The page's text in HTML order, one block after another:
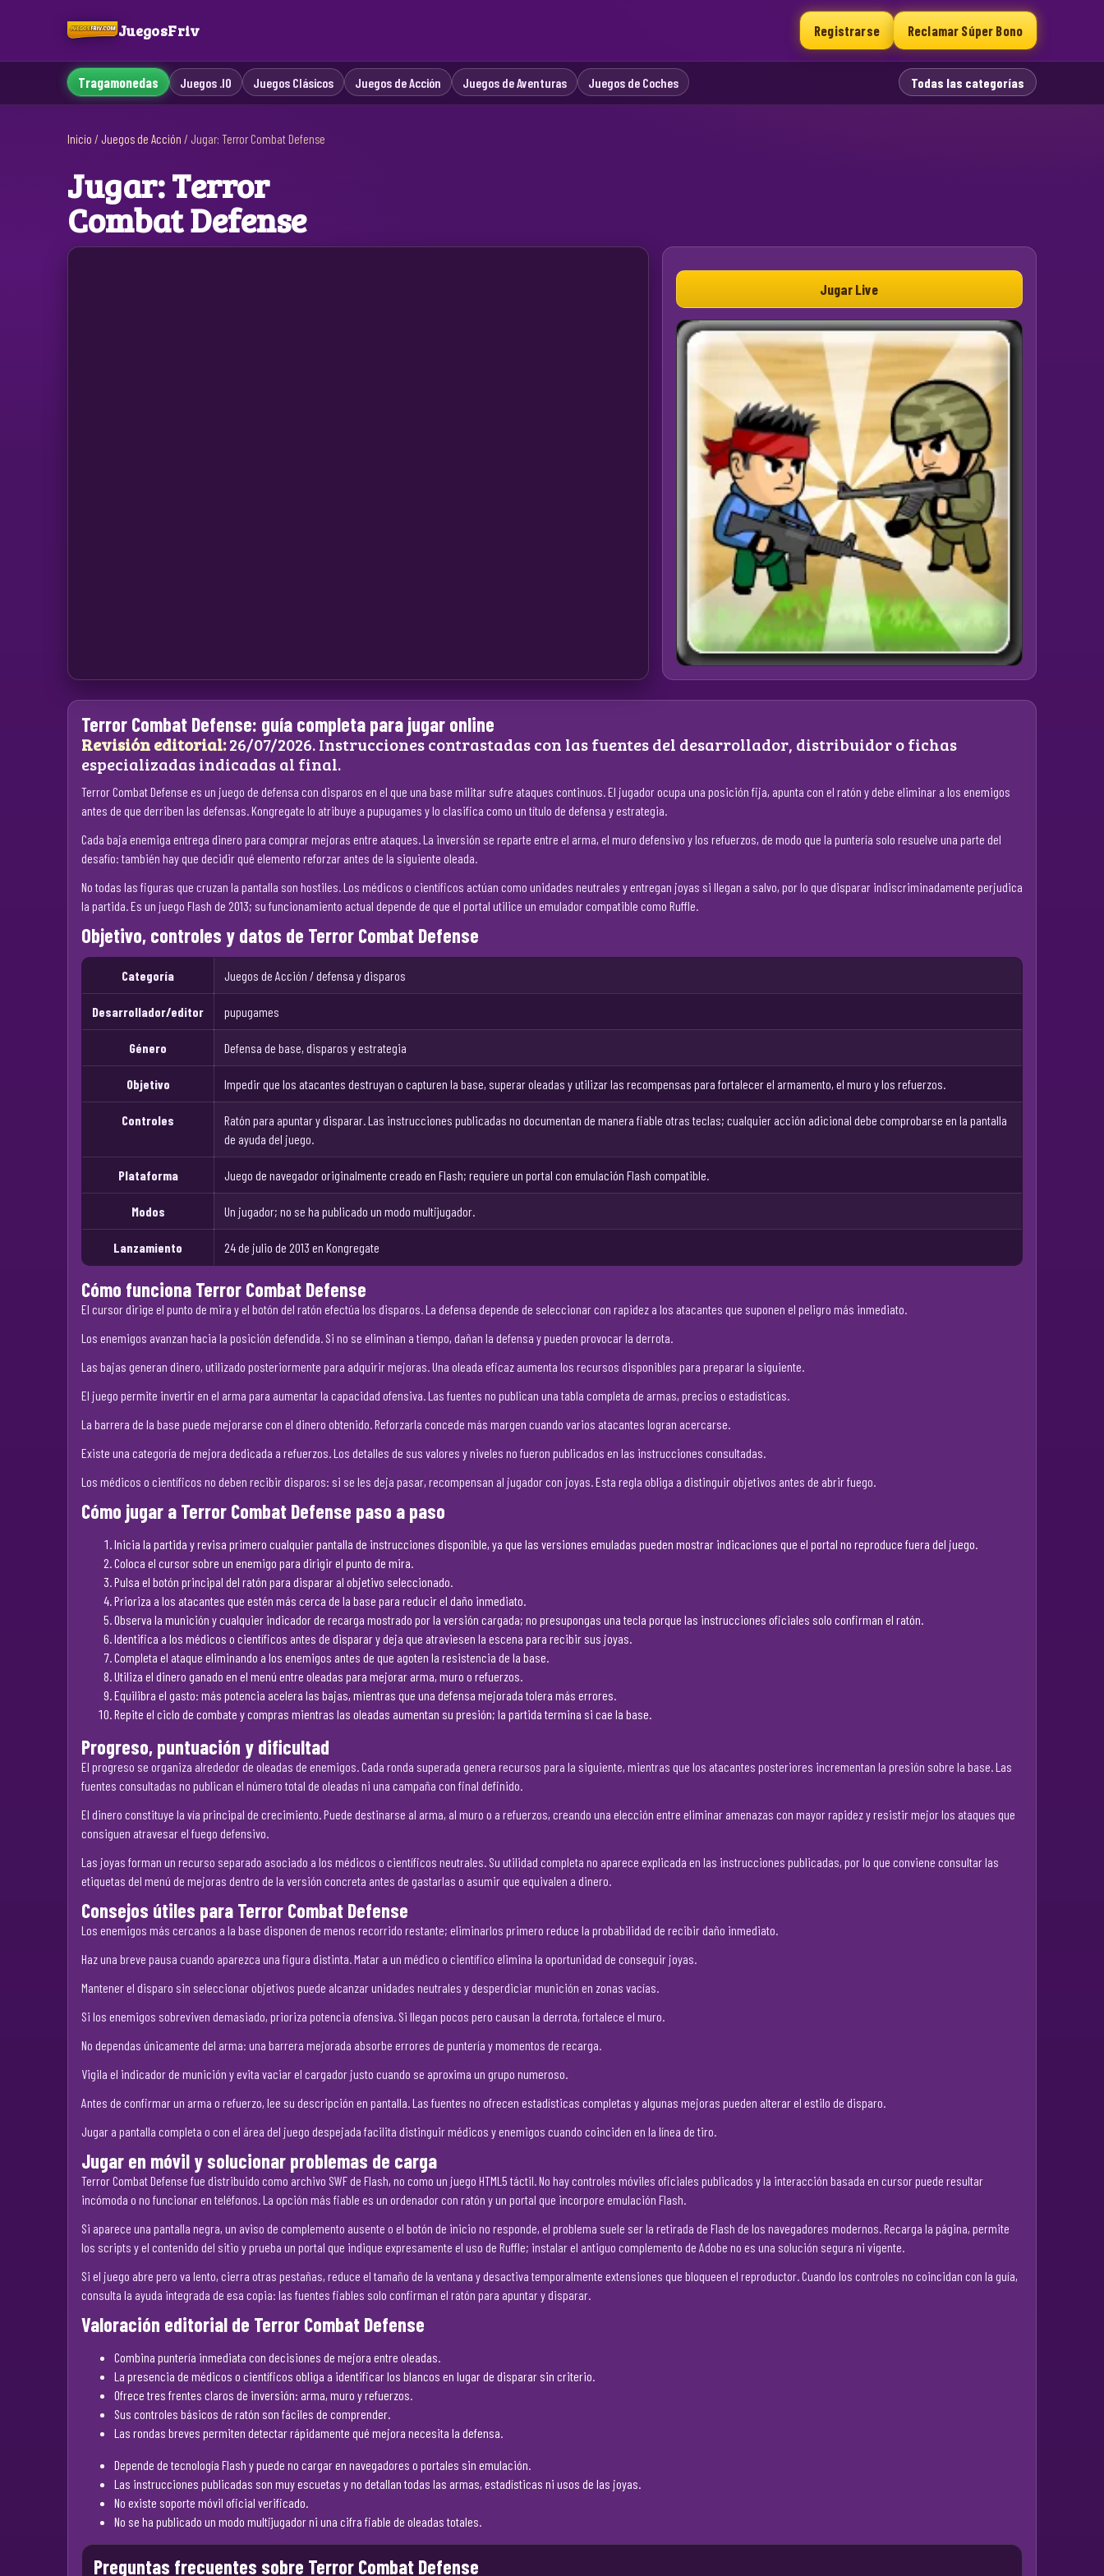
JuegosFriv Registrarse Reclamar Súper Bono
Tragamonedas Juegos .IO Juegos Clásicos Juegos de Acción Juegos de Aventuras Juegos de Coches Todas las categorías
Inicio / Juegos de Acción / Jugar: Terror Combat Defense
Jugar: Terror
Combat Defense
Jugar Live
Terror Combat Defense: guía completa para jugar online
Revisión editorial:26/07/2026. Instrucciones contrastadas con las fuentes del desarrollador, distribuidor o fichas
especializadas indicadas al final.
Terror Combat Defense es un juego de defensa con disparos en el que una base militar sufre ataques continuos. El jugador ocupa una posición fija, apunta con el ratón y debe eliminar a los enemigos
antes de que derriben las defensas. Kongregate lo atribuye a pupugames y lo clasifica como un título de defensa y estrategia.
Cada baja enemiga entrega dinero para comprar mejoras entre ataques. La inversión se reparte entre el arma, el muro defensivo y los refuerzos, de modo que la puntería solo resuelve una parte del
desafío: también hay que decidir qué elemento reforzar antes de la siguiente oleada.
No todas las figuras que cruzan la pantalla son hostiles. Los médicos o científicos actúan como unidades neutrales y entregan joyas si llegan a salvo, por lo que disparar indiscriminadamente perjudica
la partida. Es un juego Flash de 2013; su funcionamiento actual depende de que el portal utilice un emulador compatible como Ruffle.
Objetivo, controles y datos de Terror Combat Defense
Categoría Juegos de Acción / defensa y disparos
Desarrollador/editor pupugames
Género Defensa de base, disparos y estrategia
Objetivo Impedir que los atacantes destruyan o capturen la base, superar oleadas y utilizar las recompensas para fortalecer el armamento, el muro y los refuerzos.
Controles
Ratón para apuntar y disparar. Las instrucciones publicadas no documentan de manera fiable otras teclas; cualquier acción adicional debe comprobarse en la pantalla
de ayuda del juego.
Plataforma Juego de navegador originalmente creado en Flash; requiere un portal con emulación Flash compatible.
Modos Un jugador; no se ha publicado un modo multijugador.
Lanzamiento 24 de julio de 2013 en Kongregate
Cómo funciona Terror Combat Defense
El cursor dirige el punto de mira y el botón del ratón efectúa los disparos. La defensa depende de seleccionar con rapidez a los atacantes que suponen el peligro más inmediato.
Los enemigos avanzan hacia la posición defendida. Si no se eliminan a tiempo, dañan la defensa y pueden provocar la derrota.
Las bajas generan dinero, utilizado posteriormente para adquirir mejoras. Una oleada eficaz aumenta los recursos disponibles para preparar la siguiente.
El juego permite invertir en el arma para aumentar la capacidad ofensiva. Las fuentes no publican una tabla completa de armas, precios o estadísticas.
La barrera de la base puede mejorarse con el dinero obtenido. Reforzarla concede más margen cuando varios atacantes logran acercarse.
Existe una categoría de mejora dedicada a refuerzos. Los detalles de sus valores y niveles no fueron publicados en las instrucciones consultadas.
Los médicos o científicos no deben recibir disparos: si se les deja pasar, recompensan al jugador con joyas. Esta regla obliga a distinguir objetivos antes de abrir fuego.
Cómo jugar a Terror Combat Defense paso a paso
Inicia la partida y revisa primero cualquier pantalla de instrucciones disponible, ya que las versiones emuladas pueden mostrar indicaciones que el portal no reproduce fuera del juego.
Coloca el cursor sobre un enemigo para dirigir el punto de mira.
Pulsa el botón principal del ratón para disparar al objetivo seleccionado.
Prioriza a los atacantes que estén más cerca de la base para reducir el daño inmediato.
Observa la munición y cualquier indicador de recarga mostrado por la versión cargada; no presupongas una tecla porque las instrucciones oficiales solo confirman el ratón.
Identifica a los médicos o científicos antes de disparar y deja que atraviesen la escena para recibir sus joyas.
Completa el ataque eliminando a los enemigos antes de que agoten la resistencia de la base.
Utiliza el dinero ganado en el menú entre oleadas para mejorar arma, muro o refuerzos.
Equilibra el gasto: más potencia acelera las bajas, mientras que una defensa mejorada tolera más errores.
Repite el ciclo de combate y compras mientras las oleadas aumentan su presión; la partida termina si cae la base.
Progreso, puntuación y dificultad
El progreso se organiza alrededor de oleadas de enemigos. Cada ronda superada genera recursos para la siguiente, mientras que los atacantes posteriores incrementan la presión sobre la base. Las
fuentes consultadas no publican el número total de oleadas ni una campaña con final definido.
El dinero constituye la vía principal de crecimiento. Puede destinarse al arma, al muro o a refuerzos, creando una elección entre eliminar amenazas con mayor rapidez y resistir mejor los ataques que
consiguen atravesar el fuego defensivo.
Las joyas forman un recurso separado asociado a los médicos o científicos neutrales. Su utilidad completa no aparece explicada en las instrucciones publicadas, por lo que conviene consultar las
etiquetas del menú de mejoras dentro de la versión concreta antes de gastarlas o asumir que equivalen a dinero.
Consejos útiles para Terror Combat Defense
Los enemigos más cercanos a la base disponen de menos recorrido restante; eliminarlos primero reduce la probabilidad de recibir daño inmediato.
Haz una breve pausa cuando aparezca una figura distinta. Matar a un médico o científico elimina la oportunidad de conseguir joyas.
Mantener el disparo sin seleccionar objetivos puede alcanzar unidades neutrales y desperdiciar munición en zonas vacías.
Si los enemigos sobreviven demasiado, prioriza potencia ofensiva. Si llegan pocos pero causan la derrota, fortalece el muro.
No dependas únicamente del arma: una barrera mejorada absorbe errores de puntería y momentos de recarga.
Vigila el indicador de munición y evita vaciar el cargador justo cuando se aproxima un grupo numeroso.
Antes de confirmar un arma o refuerzo, lee su descripción en pantalla. Las fuentes no ofrecen estadísticas completas y algunas mejoras pueden alterar el estilo de disparo.
Jugar a pantalla completa o con el área del juego despejada facilita distinguir médicos y enemigos cuando coinciden en la línea de tiro.
Jugar en móvil y solucionar problemas de carga
Terror Combat Defense fue distribuido como archivo SWF de Flash, no como un juego HTML5 táctil. No hay controles móviles oficiales publicados y la interacción basada en cursor puede resultar
incómoda o no funcionar en teléfonos. La opción más fiable es un ordenador con ratón y un portal que incorpore emulación Flash.
Si aparece una pantalla negra, un aviso de complemento ausente o el botón de inicio no responde, el problema suele ser la retirada de Flash de los navegadores modernos. Recarga la página, permite
los scripts y el contenido del sitio y prueba un portal que indique expresamente el uso de Ruffle; instalar el antiguo complemento de Adobe no es una solución segura ni vigente.
Si el juego abre pero va lento, cierra otras pestañas, reduce el tamaño de la ventana y desactiva temporalmente extensiones que bloqueen el reproductor. Cuando los controles no coincidan con la guía,
consulta la ayuda integrada de esa copia: las fuentes fiables solo confirman el ratón para apuntar y disparar.
Valoración editorial de Terror Combat Defense
Combina puntería inmediata con decisiones de mejora entre oleadas.
La presencia de médicos o científicos obliga a identificar los blancos en lugar de disparar sin criterio.
Ofrece tres frentes claros de inversión: arma, muro y refuerzos.
Sus controles básicos de ratón son fáciles de comprender.
Las rondas breves permiten detectar rápidamente qué mejora necesita la defensa.
Depende de tecnología Flash y puede no cargar en navegadores o portales sin emulación.
Las instrucciones publicadas son muy escuetas y no detallan todas las armas, estadísticas ni usos de las joyas.
No existe soporte móvil oficial verificado.
No se ha publicado un modo multijugador ni una cifra fiable de oleadas totales.
Preguntas frecuentes sobre Terror Combat Defense